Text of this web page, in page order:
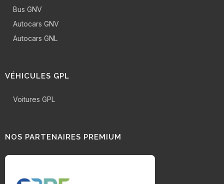
Bus GNV
Autocars GNV
Autocars GNL
VÉHICULES GPL
Voitures GPL
NOS PARTENAIRES PREMIUM